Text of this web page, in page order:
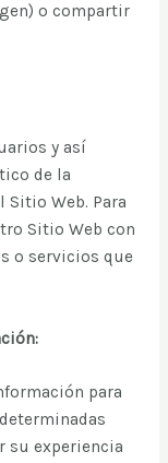
o compartir
y así
de la
Web. Para
Sitio Web con
o servicios que
para
su experiencia